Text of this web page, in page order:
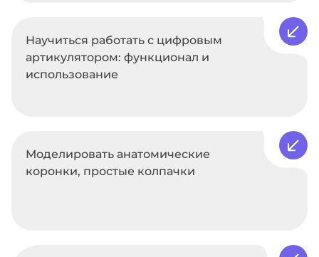
Научиться работать с цифровым
артикулятором: функционал и
использование
Моделировать анатомические
коронки, простые колпачки